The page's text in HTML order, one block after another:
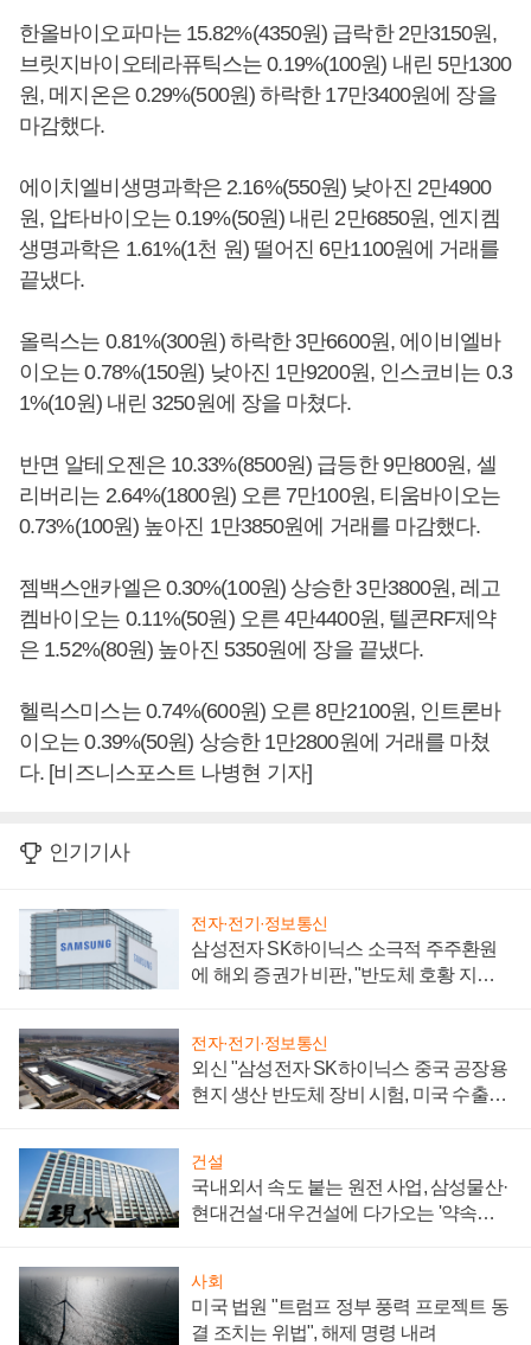
한올바이오파마는 15.82%(4350원) 급락한 2만3150원,
브릿지바이오테라퓨틱스는 0.19%(100원) 내린 5만1300
원, 메지온은 0.29%(500원) 하락한 17만3400원에 장을
마감했다.
에이치엘비생명과학은 2.16%(550원) 낮아진 2만4900
원, 압타바이오는 0.19%(50원) 내린 2만6850원, 엔지켐
생명과학은 1.61%(1천 원) 떨어진 6만1100원에 거래를
끝냈다.
올릭스는 0.81%(300원) 하락한 3만6600원, 에이비엘바
이오는 0.78%(150원) 낮아진 1만9200원, 인스코비는 0.3
1%(10원) 내린 3250원에 장을 마쳤다.
반면 알테오젠은 10.33%(8500원) 급등한 9만800원, 셀
리버리는 2.64%(1800원) 오른 7만100원, 티움바이오는
0.73%(100원) 높아진 1만3850원에 거래를 마감했다.
젬백스앤카엘은 0.30%(100원) 상승한 3만3800원, 레고
켐바이오는 0.11%(50원) 오른 4만4400원, 텔콘RF제약
은 1.52%(80원) 높아진 5350원에 장을 끝냈다.
헬릭스미스는 0.74%(600원) 오른 8만2100원, 인트론바
이오는 0.39%(50원) 상승한 1만2800원에 거래를 마쳤
다. [비즈니스포스트 나병현 기자]
인기기사
전자·전기·정보통신
삼성전자 SK하이닉스 소극적 주주환원
에 해외 증권가 비판, "반도체 호황 지속
전자·전기·정보통신
외신 "삼성전자 SK하이닉스 중국 공장용
현지 생산 반도체 장비 시험, 미국 수출통
건설
국내외서 속도 붙는 원전 사업, 삼성물산·
현대건설·대우건설에 다가오는 '약속의
사회
미국 법원 "트럼프 정부 풍력 프로젝트 동
결 조치는 위법", 해제 명령 내려